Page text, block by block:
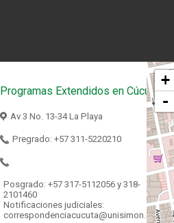
Programas Extendidos en Cúcuta
Av 3 No. 13-34 La Playa
Pregrado: +57 311-5220210
Posgrado: +57 317-5112056 y 318-
2101460
Notificaciones judiciales:
correspondenciacucuta@unisimon.edu.co
+
-